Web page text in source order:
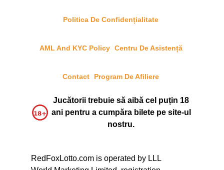
Politica De Confidențialitate
AML And KYC Policy Centru De Asistență
Contact Program De Afiliere
Jucătorii trebuie să aibă cel puțin 18
ani pentru a cumpăra bilete pe site-ul
nostru.
RedFoxLotto.com is operated by LLL